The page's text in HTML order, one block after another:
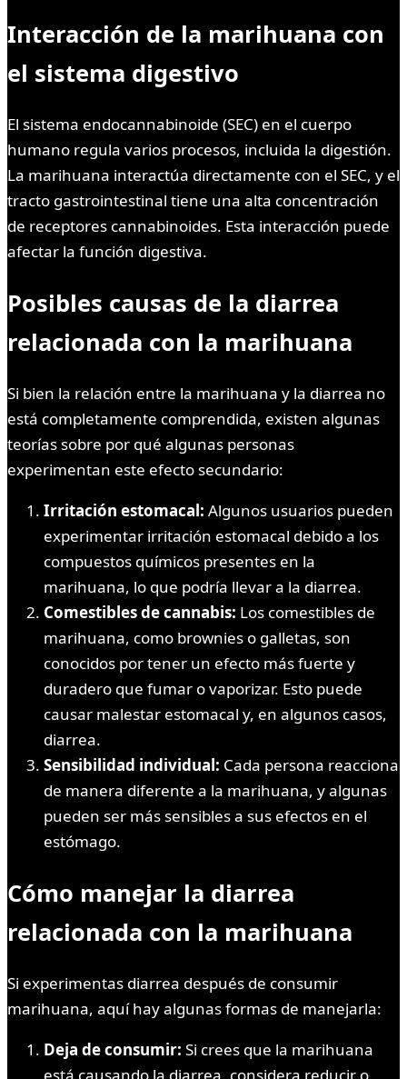
Interacción de la marihuana con
el sistema digestivo
El sistema endocannabinoide (SEC) en el cuerpo
humano regula varios procesos, incluida la digestión.
La marihuana interactúa directamente con el SEC, y el
tracto gastrointestinal tiene una alta concentración
de receptores cannabinoides. Esta interacción puede
afectar la función digestiva.
Posibles causas de la diarrea
relacionada con la marihuana
Si bien la relación entre la marihuana y la diarrea no
está completamente comprendida, existen algunas
teorías sobre por qué algunas personas
experimentan este efecto secundario:
Irritación estomacal: Algunos usuarios pueden
experimentar irritación estomacal debido a los
compuestos químicos presentes en la
marihuana, lo que podría llevar a la diarrea.
Comestibles de cannabis: Los comestibles de
marihuana, como brownies o galletas, son
conocidos por tener un efecto más fuerte y
duradero que fumar o vaporizar. Esto puede
causar malestar estomacal y, en algunos casos,
diarrea.
Sensibilidad individual: Cada persona reacciona
de manera diferente a la marihuana, y algunas
pueden ser más sensibles a sus efectos en el
estómago.
Cómo manejar la diarrea
relacionada con la marihuana
Si experimentas diarrea después de consumir
marihuana, aquí hay algunas formas de manejarla:
Deja de consumir: Si crees que la marihuana